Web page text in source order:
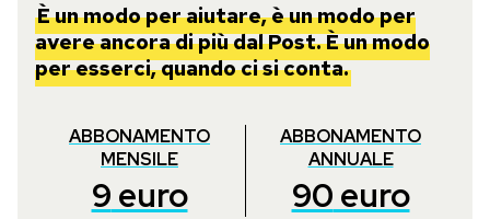
È un modo per aiutare, è un modo per
avere ancora di più dal Post. È un modo
per esserci, quando ci si conta.
ABBONAMENTO
MENSILE
9 euro
ABBONAMENTO
ANNUALE
90 euro